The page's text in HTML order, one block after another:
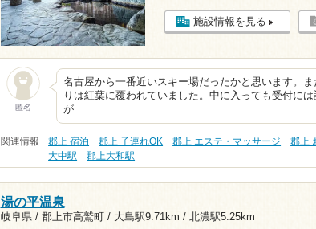
施設情報を見る
匿名
名古屋から一番近いスキー場だったかと思います。
りは紅葉に覆われていました。中に入っても受付に
が…
関連情報 郡上 宿泊 郡上 子連れOK 郡上 エステ・マッサージ 郡上
大中駅
郡上大和駅
湯の平温泉
岐阜県 / 郡上市高鷲町 / 大島駅9.71km / 北濃駅5.25km